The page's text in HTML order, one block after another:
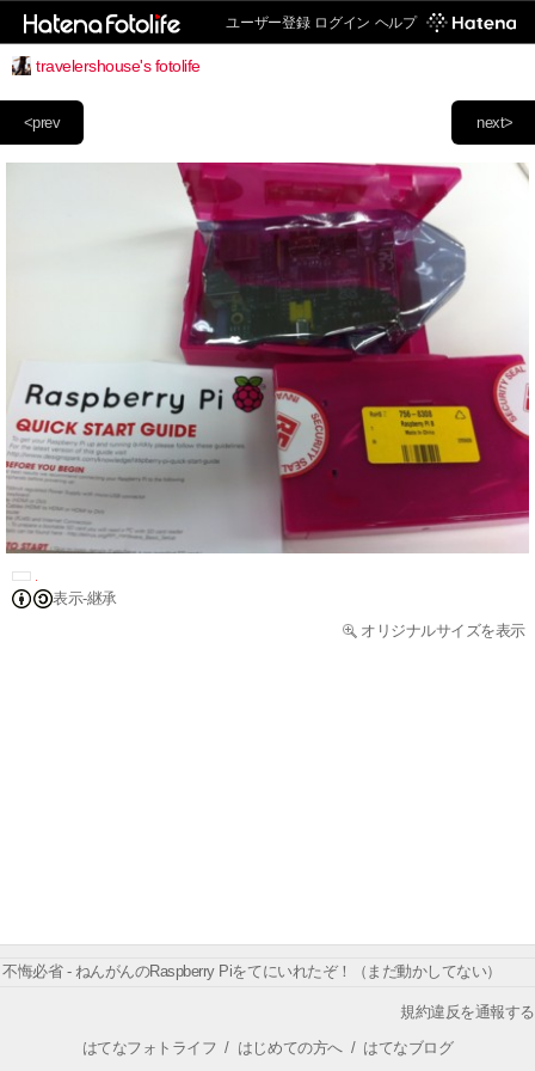
ユーザー登録 ログイン ヘルプ
travelershouse's fotolife
next>
<prev
表示-継承
オリジナルサイズを表示
不悔必省 - ねんがんのRaspberry Piをてにいれたぞ！（まだ動かしてない）
規約違反を通報する
はてなフォトライフ / はじめての方へ/ はてなブログ